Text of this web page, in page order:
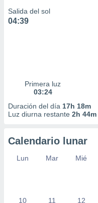
Salida del sol
04:39
Primera luz
03:24
Duración del día 17h 18m
Luz diurna restante 2h 44m
Calendario lunar
Lun Mar Mié
10 11 12